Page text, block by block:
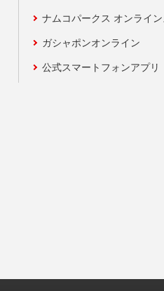
ナムコパークス オンライ
ガシャポンオンライン
公式スマートフォンアプリ